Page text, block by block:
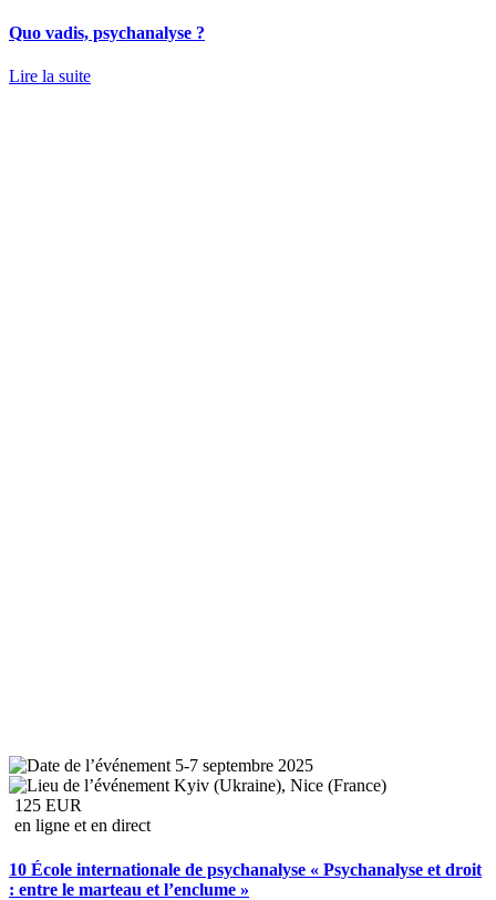
Quo vadis, psychanalyse ?
Lire la suite
5-7 septembre 2025
Kyiv (Ukraine), Nice (France)
125 EUR
en ligne et en direct
10 École internationale de psychanalyse « Psychanalyse et droit
: entre le marteau et l’enclume »